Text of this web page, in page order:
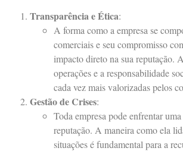
Transparência e Ética:
A forma como a empresa se
comerciais e seu compromisso
impacto direto na sua reputação.
operações e a responsabilidade
cada vez mais valorizadas pelos
Gestão de Crises:
Toda empresa pode enfrentar
reputação. A maneira como ela
situações é fundamental para a